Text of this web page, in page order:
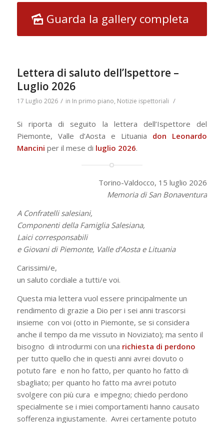
Guarda la gallery completa
Lettera di saluto dell’Ispettore –
Luglio 2026
17 Luglio 2026 / in In primo piano, Notizie ispettoriali /
Si riporta di seguito la lettera dell’Ispettore del
Piemonte, Valle d’Aosta e Lituania don Leonardo
Mancini per il mese di luglio 2026.
Torino-Valdocco, 15 luglio 2026
Memoria di San Bonaventura
A Confratelli salesiani,
Componenti della Famiglia Salesiana,
Laici corresponsabili
e Giovani di Piemonte, Valle d’Aosta e Lituania
Carissimi/e,
un saluto cordiale a tutti/e voi.
Questa mia lettera vuol essere principalmente un
rendimento di grazie a Dio per i sei anni trascorsi
insieme con voi (otto in Piemonte, se si considera
anche il tempo da me vissuto in Noviziato); ma sento il
bisogno di introdurmi con una richiesta di perdono
per tutto quello che in questi anni avrei dovuto o
potuto fare e non ho fatto, per quanto ho fatto di
sbagliato; per quanto ho fatto ma avrei potuto
svolgere con più cura e impegno; chiedo perdono
specialmente se i miei comportamenti hanno causato
sofferenza ingiustamente. Avrei certamente potuto